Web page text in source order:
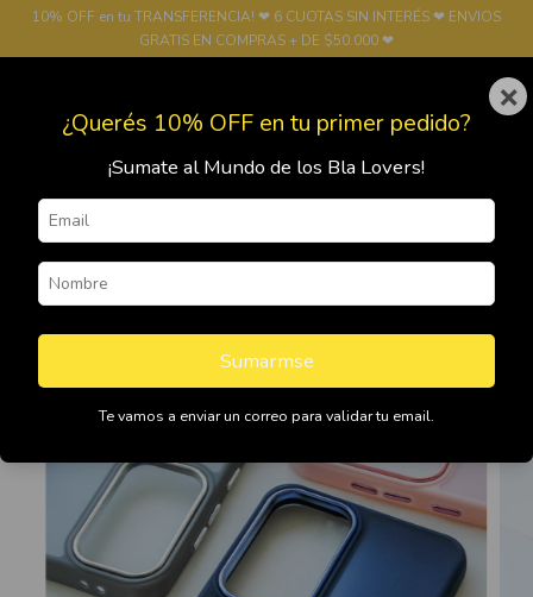
10% OFF en tu TRANSFERENCIA! ❤ 6 CUOTAS SIN INTERÉS ❤ ENVIOS
GRATIS EN COMPRAS + DE $50.000 ❤
0
×
¿Querés 10% OFF en tu primer pedido?
¡Sumate al Mundo de los Bla Lovers!
Sumarmse
Te vamos a enviar un correo para validar tu email.